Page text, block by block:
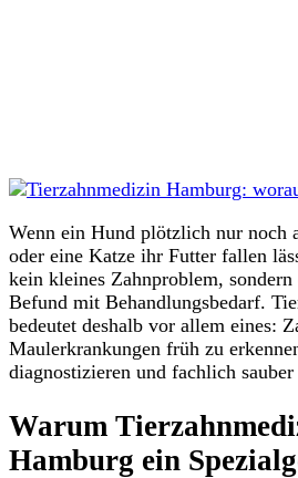
Wenn ein Hund plötzlich nur noch
oder eine Katze ihr Futter fallen
kein kleines Zahnproblem,
Befund mit Behandlungsbedarf.
bedeutet deshalb vor allem eines:
Maulerkrankungen früh zu
diagnostizieren und fachlich sauber
Warum
Hamburg ein